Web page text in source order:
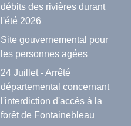
débits des rivières durant
l'été 2026
Site gouvernemental pour
les personnes agées
24 Juillet - Arrêté
départemental concernant
l'interdiction d'accès à la
forêt de Fontainebleau